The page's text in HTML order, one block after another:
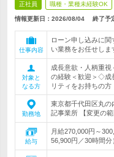
正社員 職種・業種未経験OK
情報更新日：2026/08/04 終了予
仕事内容
ローン申し込みに
い業務をお任せしま
対象と
なる方
成長意欲・人柄重
の経験＜歓迎＞◇成
リティをお持ちの方
勤務地
東京都千代田区丸の
記事業所 【変更の
給与
月給270,000円～
56,900円／30時間